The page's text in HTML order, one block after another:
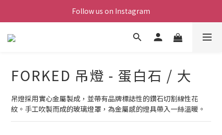
Follow us on Instagram
FORKED 吊燈 - 蛋白石 / 大
吊燈採用實心金屬製成，並帶有品牌標誌性的鑽石切割線性花
紋。手工吹製而成的玻璃燈罩，為金屬感的燈具帶入一絲溫暖。